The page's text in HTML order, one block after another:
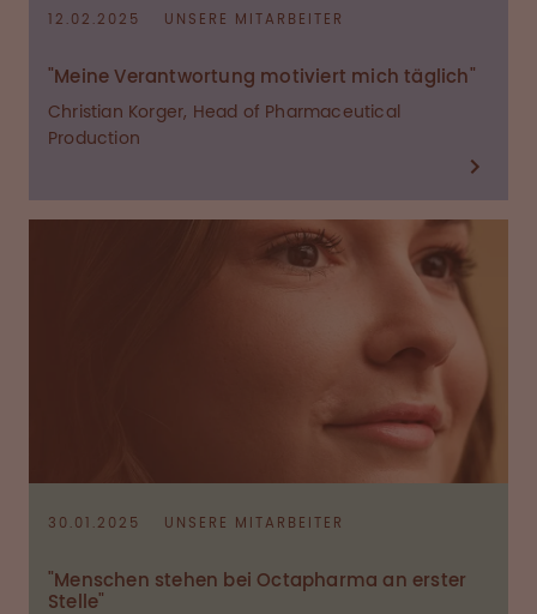
12.02.2025 UNSERE MITARBEITER
"Meine Verantwortung motiviert mich täglich"
Christian Korger, Head of Pharmaceutical
Production
30.01.2025 UNSERE MITARBEITER
"Menschen stehen bei Octapharma an erster
Stelle"